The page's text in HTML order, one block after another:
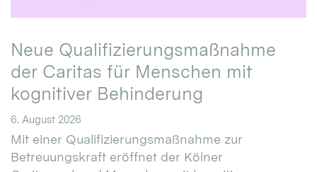
Neue Qualifizierungsmaßnahme
der Caritas für Menschen mit
kognitiver Behinderung
6. August 2026
Mit einer Qualifizierungsmaßnahme zur
Betreuungskraft eröffnet der Kölner